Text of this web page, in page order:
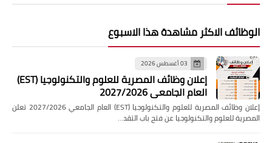
الوظائف الاكثر مشاهدة هذا الاسبوع
03 أغسطس 2026
إعلان وظائف المصرية للعلوم والتكنولوجيا (EST)
العام الجامعي 2027/2026
إعلان وظائف المصرية للعلوم والتكنولوجيا (EST) العام الجامعي 2027/2026 تعلن
المصرية للعلوم والتكنولوجيا عن فتح باب التقد…